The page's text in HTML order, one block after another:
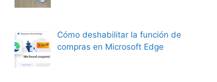
Cómo deshabilitar la función de
compras en Microsoft Edge